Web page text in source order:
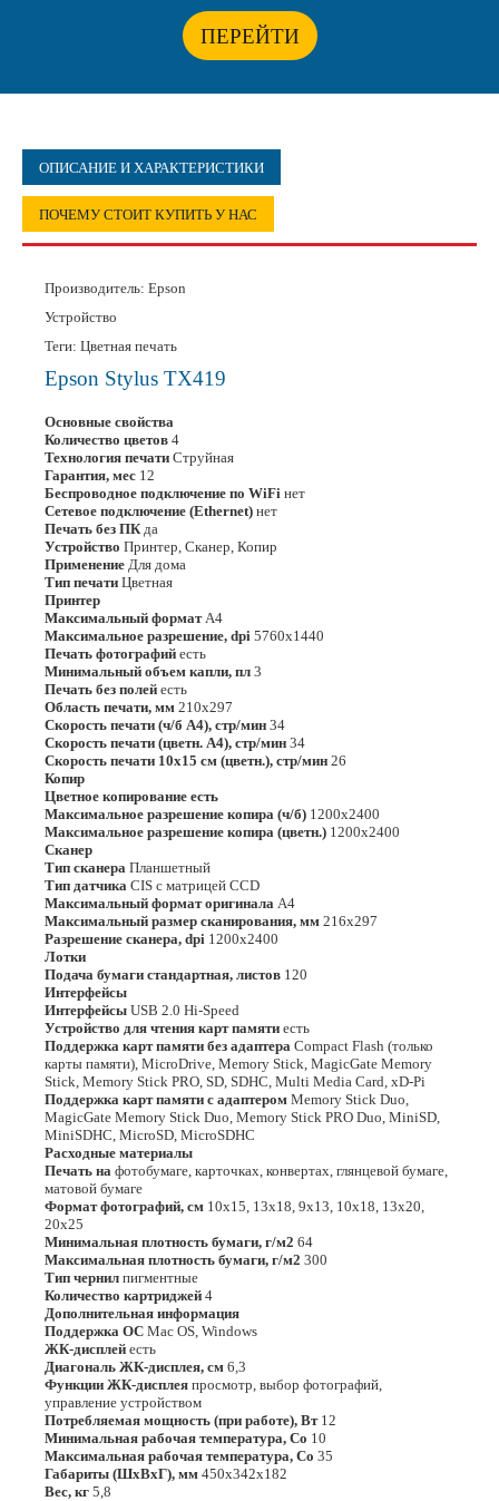
ПЕРЕЙТИ
ОПИСАНИЕ И ХАРАКТЕРИСТИКИ
ПОЧЕМУ СТОИТ КУПИТЬ У НАС
Производитель: Epson
Устройство
Теги: Цветная печать
Epson Stylus TX419
Основные свойства
Количество цветов 4
Технология печати Струйная
Гарантия, мес 12
Беспроводное подключение по WiFi нет
Сетевое подключение (Ethernet) нет
Печать без ПКда
Устройство Принтер, Сканер, Копир
Применение Для дома
Тип печати Цветная
Принтер
Максимальный форматA4
Максимальное разрешение, dpi 5760x1440
Печать фотографий есть
Минимальный объем капли, пл 3
Печать без полей есть
Область печати, мм 210х297
Скорость печати (ч/б А4), стр/мин 34
Скорость печати (цветн. А4), стр/мин 34
Скорость печати 10x15 см (цветн.), стр/мин 26
Копир
Цветное копирование есть
Максимальное разрешение копира (ч/б) 1200x2400
Максимальное разрешение копира (цветн.) 1200x2400
Сканер
Тип сканера Планшетный
Тип датчика CIS c матрицей CCD
Максимальный формат оригинала А4
Максимальный размер сканирования, мм 216х297
Разрешение сканера, dpi 1200x2400
Лотки
Подача бумаги стандартная, листов 120
Интерфейсы
Интерфейсы USB 2.0 Hi-Speed
Устройство для чтения карт памяти есть
Поддержка карт памяти без адаптера Compact Flash (только
карты памяти), MicroDrive, Memory Stick, MagicGate Memory
Stick, Memory Stick PRO, SD, SDHC, Multi Media Card, xD-Pi
Поддержка карт памяти с адаптером Memory Stick Duo,
MagicGate Memory Stick Duo, Memory Stick PRO Duo, MiniSD,
MiniSDHC, MicroSD, MicroSDHC
Расходные материалы
Печать на фотобумаге, карточках, конвертах, глянцевой бумаге,
матовой бумаге
Формат фотографий, см 10х15, 13х18, 9х13, 10х18, 13х20,
20х25
Минимальная плотность бумаги, г/м2 64
Максимальная плотность бумаги, г/м2 300
Тип чернил пигментные
Количество картриджей 4
Дополнительная информация
Поддержка ОС Mac OS, Windows
ЖК-дисплей есть
Диагональ ЖК-дисплея, см 6,3
Функции ЖК-дисплея просмотр, выбор фотографий,
управление устройством
Потребляемая мощность (при работе), Вт12
Минимальная рабочая температура, Со 10
Максимальная рабочая температура, Со 35
Габариты (ШхВхГ), мм 450х342х182
Вес, кг 5,8